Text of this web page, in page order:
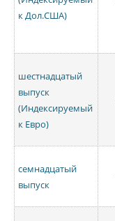
к Дол.США)
шестнадцатый
выпуск
(Индексируемый
к Евро)
семнадцатый
выпуск